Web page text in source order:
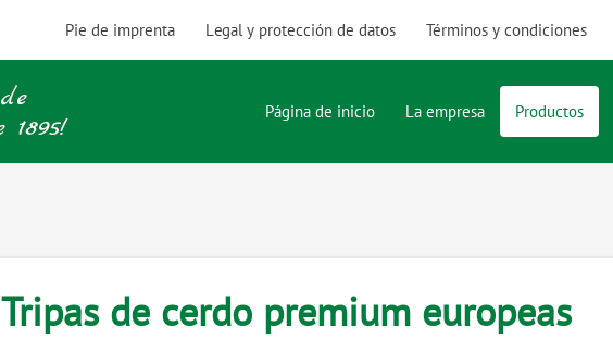
Pie de imprenta Legal y protección de datos Términos y condiciones
Página de inicio La empresa Productos
Tripas de cerdo premium europeas